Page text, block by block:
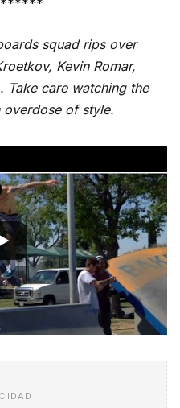
squad rips over
Kevin Romar,
Take care watching the
overdose of style.